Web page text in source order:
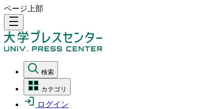
ページ上部
density_medium
検索
カテゴリ
ログイン